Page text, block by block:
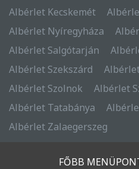
Albérlet Kecskemét
Albérlet Nyíregyháza
Albérlet Salgótarján
Albérlet Szekszárd
Albérlet Szolnok
Albérlet
Albérlet Tatabánya
Albérlet Zalaegerszeg
FŐBB